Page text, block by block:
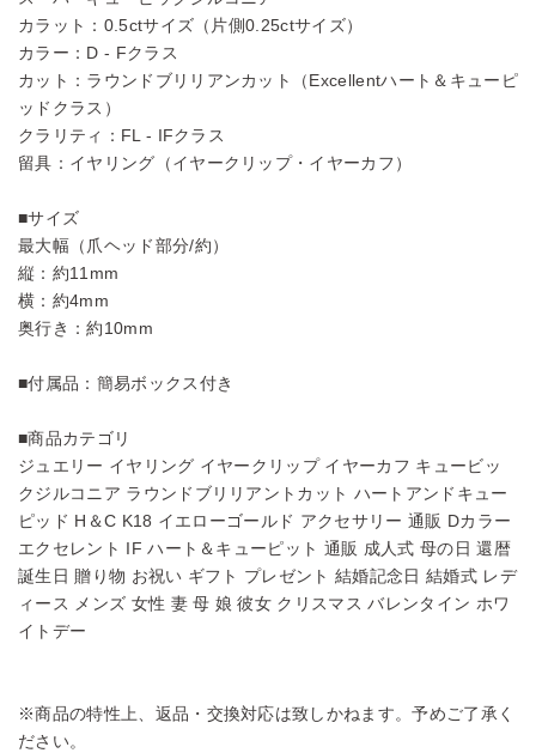
カラット：0.5ctサイズ（片側0.25ctサイズ）
カラー：D - Fクラス
カット：ラウンドブリリアンカット（Excellentハート＆キューピ
ッドクラス）
クラリティ：FL - IFクラス
留具：イヤリング（イヤークリップ・イヤーカフ）
■サイズ
最大幅（爪ヘッド部分/約）
縦：約11mm
横：約4mm
奥行き：約10mm
■付属品：簡易ボックス付き
■商品カテゴリ
ジュエリー イヤリング イヤークリップ イヤーカフ キュービッ
クジルコニア ラウンドブリリアントカット ハートアンドキュー
ピッド H＆C K18 イエローゴールド アクセサリー 通販 Dカラー
エクセレント IF ハート＆キューピット 通販 成人式 母の日 還暦
誕生日 贈り物 お祝い ギフト プレゼント 結婚記念日 結婚式 レデ
ィース メンズ 女性 妻 母 娘 彼女 クリスマス バレンタイン ホワ
イトデー
※商品の特性上、返品・交換対応は致しかねます。予めご了承く
ださい。